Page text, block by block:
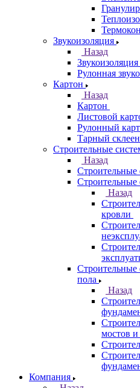
Звукоизоляция
Назад
Звукоизоляция
Рулонная
Картон
Назад
Картон
Листовой
Рулонный
Тарный
Строительные
Назад
Строительные
Строительные
Назад
кровли
Строительные
пола
Назад
мостов и
Компания